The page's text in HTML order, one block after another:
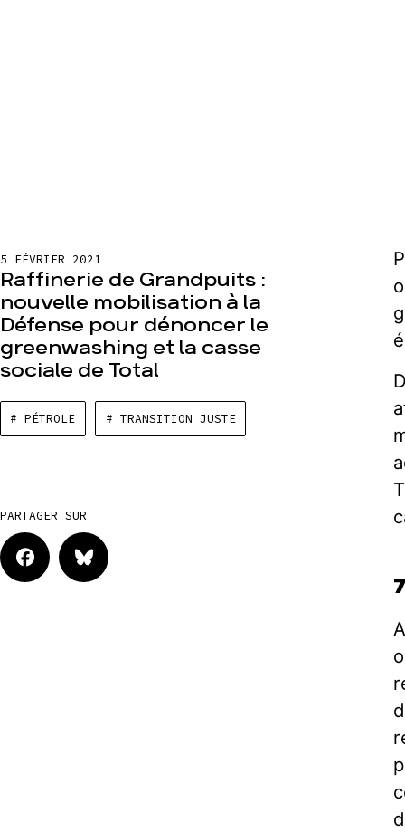
5 FÉVRIER 2021
Raffinerie de Grandpuits :
nouvelle mobilisation à la
Défense pour dénoncer le
greenwashing et la casse
sociale de Total
# PÉTROLE # TRANSITION JUSTE
PARTAGER SUR